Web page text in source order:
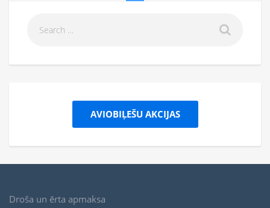
AVIOBIĻEŠU AKCIJAS
Droša un ērta apmaksa